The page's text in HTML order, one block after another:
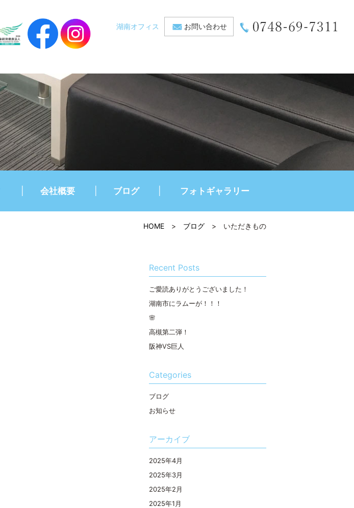
湖南オフィス お問い合わせ
会社概要 ブログ フォトギャラリー
HOME > ブログ > いただきもの
Recent Posts
ご愛読ありがとうございました！
湖南市にラムーが！！！
🌸
高槻第二弾！
阪神VS巨人
Categories
ブログ
お知らせ
アーカイブ
2025年4月
2025年3月
2025年2月
2025年1月